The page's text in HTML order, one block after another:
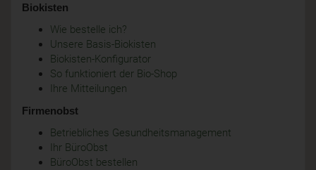
Biokisten
Wie bestelle ich?
Unsere Basis-Biokisten
Biokisten-Konfigurator
So funktioniert der Bio-Shop
Ihre Mitteilungen
Firmenobst
Betriebliches Gesundheitsmanagement
Ihr BüroObst
BüroObst bestellen